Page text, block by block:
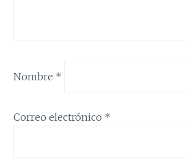
Nombre *
Correo electrónico *